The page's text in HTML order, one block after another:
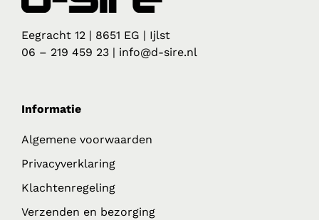
Eegracht 12 | 8651 EG | Ijlst
06 – 219 459 23 | info@d-sire.nl
Informatie
Algemene voorwaarden
Privacyverklaring
Klachtenregeling
Verzenden en bezorging